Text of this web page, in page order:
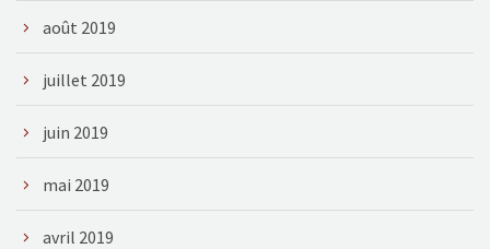
août 2019
juillet 2019
juin 2019
mai 2019
avril 2019